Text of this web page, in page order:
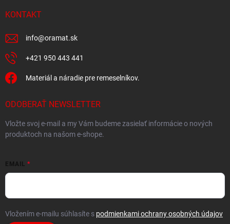
KONTAKT
info@oramat.sk
+421 950 443 441
Materiál a náradie pre remeselníkov.
ODOBERAŤ NEWSLETTER
Vložte svoj e-mail a my Vám budeme zasielať informácie o nových
produktoch na našom e-shope.
EMAIL
Vložením e-mailu súhlasíte s podmienkami ochrany osobných údajov